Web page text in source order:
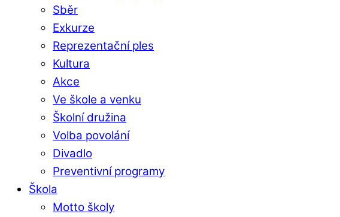
Sběr
Exkurze
Reprezentační ples
Kultura
Akce
Ve škole a venku
Školní družina
Volba povolání
Divadlo
Preventivní programy
Škola
Motto školy